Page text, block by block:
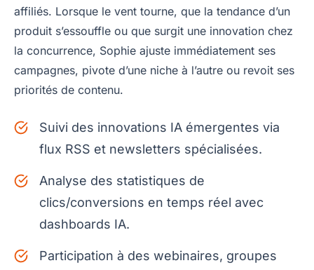
affiliés. Lorsque le vent tourne, que la tendance d’un
produit s’essouffle ou que surgit une innovation chez
la concurrence, Sophie ajuste immédiatement ses
campagnes, pivote d’une niche à l’autre ou revoit ses
priorités de contenu.
Suivi des innovations IA émergentes via
flux RSS et newsletters spécialisées.
Analyse des statistiques de
clics/conversions en temps réel avec
dashboards IA.
Participation à des webinaires, groupes